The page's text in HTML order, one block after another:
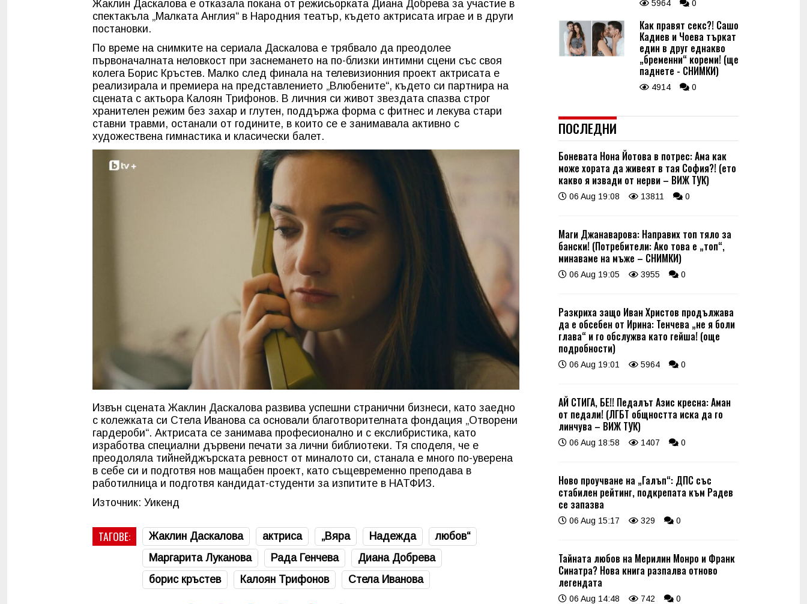
Жаклин Даскалова е отказала покана от режисьорката Диана Добрева за участие в
спектакъла „Малката Англия“ в Народния театър, където актрисата играе и в други
постановки.
По време на снимките на сериала Даскалова е трябвало да преодолее
първоначалната неловкост при заснемането на по-близки интимни сцени със своя
колега Борис Кръстев. Малко след финала на телевизионния проект актрисата е
реализирала и премиера на представлението „Влюбените“, където си партнира на
сцената с актьора Калоян Трифонов. В личния си живот звездата спазва строг
хранителен режим без захар и глутен, поддържа форма с фитнес и лекува стари
ставни травми, останали от годините, в които се е занимавала активно с
художествена гимнастика и класически балет.
Извън сцената Жаклин Даскалова развива успешни странични бизнеси, като заедно
с колежката си Стела Иванова са основали благотворителната фондация „Отворени
гардероби“. Актрисата се занимава професионално и с екслибристика, като
изработва специални дървени печати за лични библиотеки. Тя споделя, че е
преодоляла тийнейджърската ревност от миналото си, станала е много по-уверена
в себе си и подготвя нов мащабен проект, като същевременно преподава в
работилница и подготвя кандидат-студенти за изпитите в НАТФИЗ.
Източник: Уикенд
ТАГОВЕ: Жаклин Даскалова актриса „Вяра Надежда
любов“
Маргарита Луканова
Рада Генчева
Диана Добрева
борис кръстев
Калоян Трифонов Стела Иванова
5964 0
Как правят секс?! Сашо
Кадиев и Чоева търкат
един в друг еднакво
„бременни“ кореми! (ще
паднете - СНИМКИ)
4914 0
ПОСЛЕДНИ
Боневата Нона Йотова в потрес: Ама как
може хората да живеят в тая София?! (ето
какво я извади от нерви – ВИЖ ТУК)
06 Aug 19:08 13811 0
Маги Джанаварова: Направих топ тяло за
бански! (Потребители: Ако това е „топ“,
минаваме на мъже – СНИМКИ)
06 Aug 19:05 3955 0
Разкриха защо Иван Христов продължава
да е обсебен от Ирина: Тенчева „не я боли
глава“ и го обслужва като гейша! (още
подробности)
06 Aug 19:01 5964 0
АЙ СТИГА, БЕ!! Педалът Азис кресна: Аман
от педали! (ЛГБТ общността иска да го
линчува – ВИЖ ТУК)
06 Aug 18:58 1407 0
Ново проучване на „Галъп“: ДПС със
стабилен рейтинг, подкрепата към Радев
се запазва
06 Aug 15:17 329 0
Тайната любов на Мерилин Монро и Франк
Синатра? Нова книга разпалва отново
легендата
06 Aug 14:48 742 0